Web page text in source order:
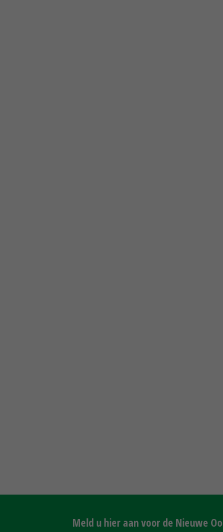
Meld u hier aan voor de Nieuwe